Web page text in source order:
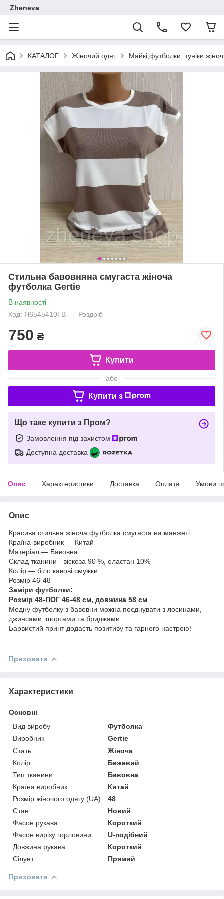
Zheneva
КАТАЛОГ Жіночий одяг Майкі,футболки, туніки
Стильна бавовняна смугаста жіноча
футболка Gertie
В наявності
Код: Я6545410ГВ
Роздріб
750 ₴
Купити
або
Купити з
Що таке купити з Пром?
Замовлення під захистом
Доступна доставка
Опис Характеристики Доставка Оплата Умови
Опис
Красива стильна жіноча футболка смугаста на манжеті
Країна-виробник — Китай
Матеріал — Бавовна
Склад тканини - віскоза 90 %, еластан 10%
Колір — біло кавові смужки
Розмір 46-48
Заміри футболки:
Розмір 48-ПОГ 46-48 см, довжина 58 см
Модну футболку з бавовни можна поєднувати з лосинами,
джинсами, шортами та бриджами
Барвистий принт додасть позитиву та гарного настрою!
Приховати
Характеристики
Основні
Вид виробу
Футболка
Виробник
Gertie
Стать
Жіноча
Колір
Бежевий
Тип тканини
Бавовна
Країна виробник
Китай
Розмір жіночого одягу (UA)
48
Стан
Новий
Фасон рукава
Короткий
Фасон вирізу горловини
U-подібний
Довжина рукава
Короткий
Сілует
Прямий
Приховати